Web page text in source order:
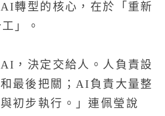
轉型的核心，在於「重新
」。
AI，決定交給人。人負責設
最後把關；AI負責大量整
初步執行。」連佩瑩說